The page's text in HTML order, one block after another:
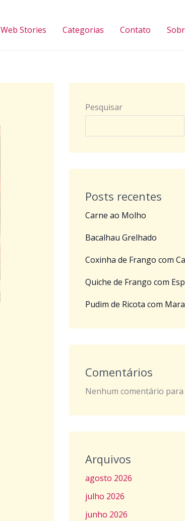
Web Stories Categorias Contato
Pesquisar
Posts recentes
Carne ao Molho
Bacalhau Grelhado
Coxinha de Frango com
Quiche de Frango com
Pudim de Ricota com
Comentários
Nenhum comentário
Arquivos
agosto 2026
julho 2026
junho 2026